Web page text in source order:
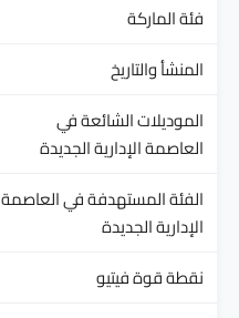
فئة الماركة
المنشأ والتاريخ
الموديلات الشائعة في
العاصمة الإدارية الجديدة
الفئة المستهدفة في العاصمة
الإدارية الجديدة
نقطة قوة فيتيو